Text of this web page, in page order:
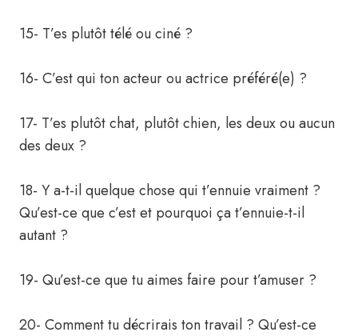
15- T’es plutôt télé ou ciné ?
16- C’est qui ton acteur ou actrice préféré(e) ?
17- T’es plutôt chat, plutôt chien, les deux ou aucun
des deux ?
18- Y a-t-il quelque chose qui t’ennuie vraiment ?
Qu’est-ce que c’est et pourquoi ça t’ennuie-t-il
autant ?
19- Qu’est-ce que tu aimes faire pour t’amuser ?
20- Comment tu décrirais ton travail ? Qu’est-ce